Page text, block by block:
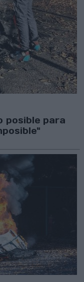
posible para